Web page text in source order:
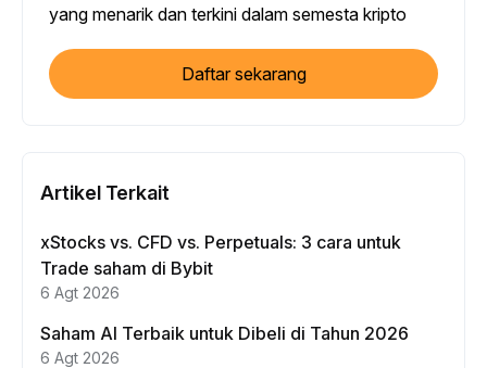
yang menarik dan terkini dalam semesta kripto
Daftar sekarang
Artikel Terkait
xStocks vs. CFD vs. Perpetuals: 3 cara untuk
Trade saham di Bybit
6 Agt 2026
Saham AI Terbaik untuk Dibeli di Tahun 2026
6 Agt 2026